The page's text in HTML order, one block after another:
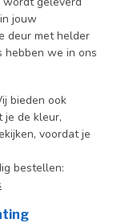
jouw
deur met helder
hebben we in ons
bieden ook
je de kleur,
voordat je
bestellen: